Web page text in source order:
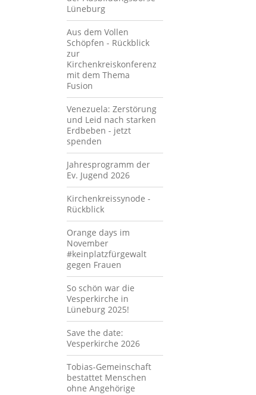
Lüneburg
Aus dem Vollen
Schöpfen - Rückblick
zur
Kirchenkreiskonferenz
mit dem Thema
Fusion
Venezuela: Zerstörung
und Leid nach starken
Erdbeben - jetzt
spenden
Jahresprogramm der
Ev. Jugend 2026
Kirchenkreissynode -
Rückblick
Orange days im
November
#keinplatzfürgewalt
gegen Frauen
So schön war die
Vesperkirche in
Lüneburg 2025!
Save the date:
Vesperkirche 2026
Tobias-Gemeinschaft
bestattet Menschen
ohne Angehörige